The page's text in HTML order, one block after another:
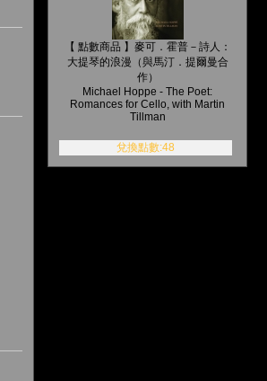
【 點數商品 】麥可．霍普－詩人：
大提琴的浪漫（與馬汀．提爾曼合
作）
Michael Hoppe - The Poet:
Romances for Cello, with Martin
Tillman
兌換點數:48